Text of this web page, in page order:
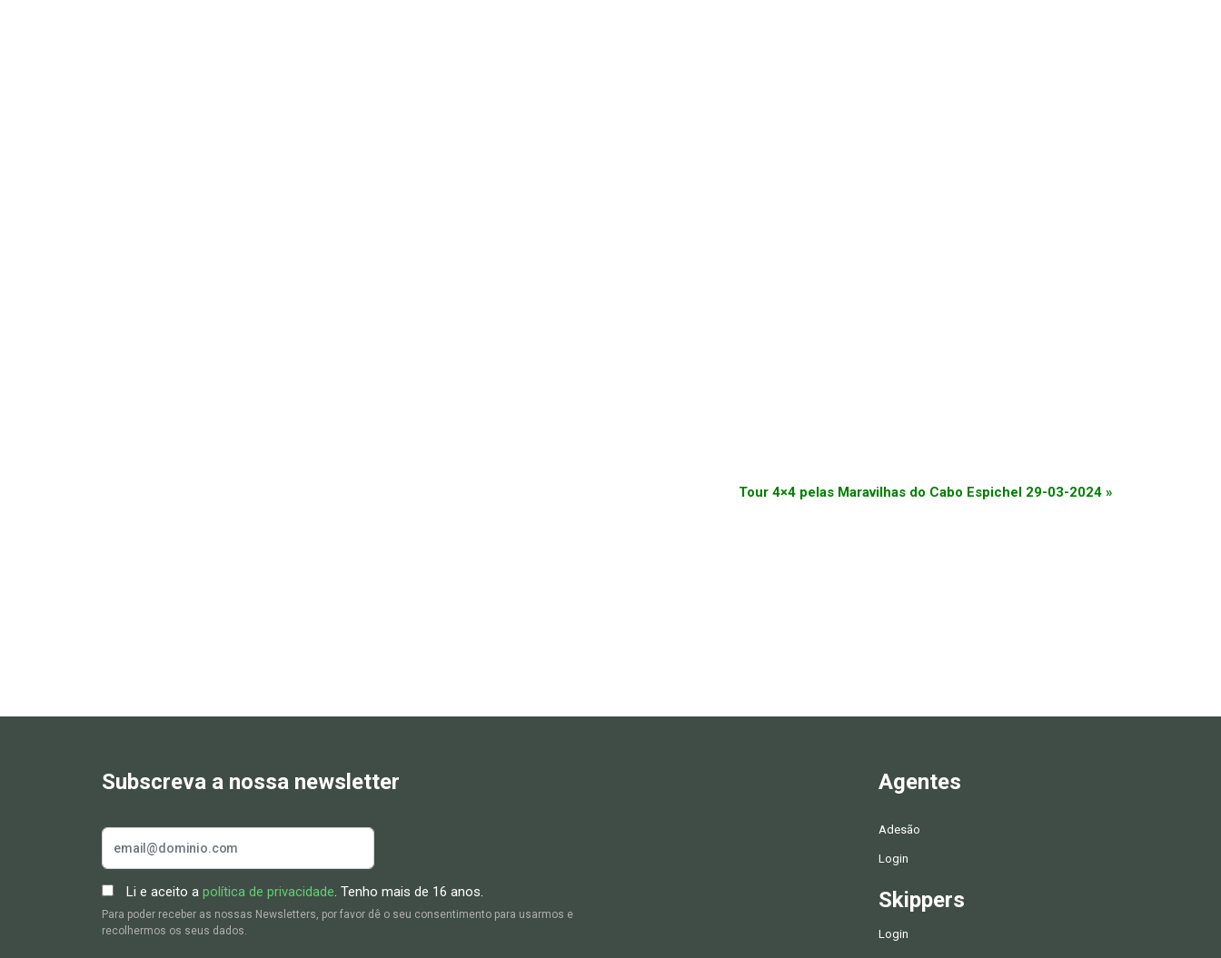
Tour 4×4 pelas Maravilhas do Cabo Espichel 29-03-2024 »
Subscreva a nossa newsletter
Li e aceito a política de privacidade. Tenho mais de 16 anos.
Para poder receber as nossas Newsletters, por favor dê o seu consentimento para usarmos e
recolhermos os seus dados.
Agentes
Adesão
Login
Skippers
Login